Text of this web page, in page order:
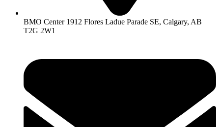
BMO Center 1912 Flores Ladue Parade SE, Calgary, AB
T2G 2W1